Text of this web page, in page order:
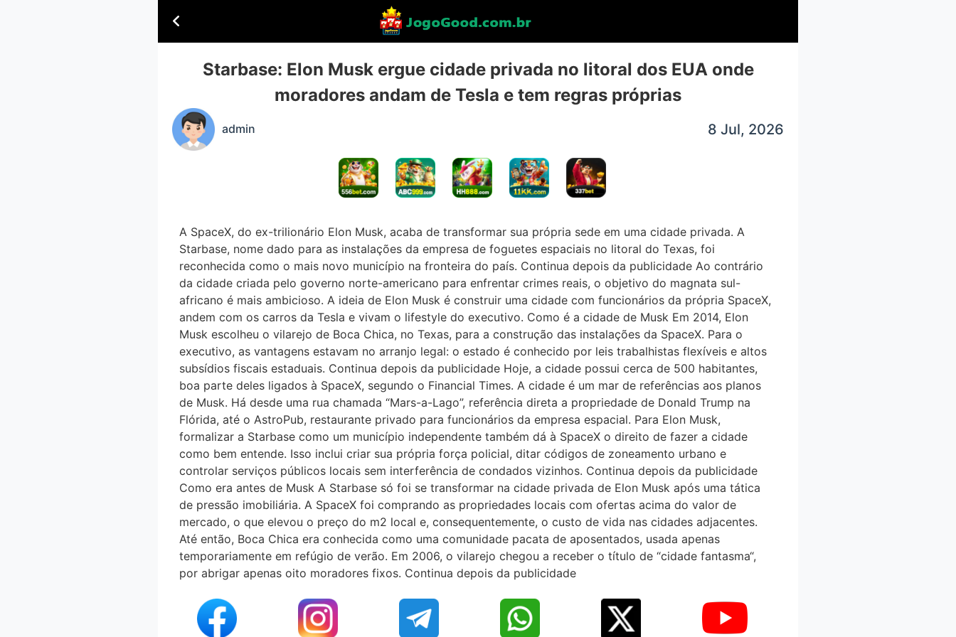
Starbase: Elon Musk ergue cidade privada no litoral dos EUA onde
moradores andam de Tesla e tem regras próprias
admin 8 Jul, 2026
A SpaceX, do ex-trilionário Elon Musk, acaba de transformar sua própria sede em uma cidade privada. A
Starbase, nome dado para as instalações da empresa de foguetes espaciais no litoral do Texas, foi
reconhecida como o mais novo município na fronteira do país. Continua depois da publicidade Ao contrário
da cidade criada pelo governo norte-americano para enfrentar crimes reais, o objetivo do magnata sul-
africano é mais ambicioso. A ideia de Elon Musk é construir uma cidade com funcionários da própria SpaceX,
andem com os carros da Tesla e vivam o lifestyle do executivo. Como é a cidade de Musk Em 2014, Elon
Musk escolheu o vilarejo de Boca Chica, no Texas, para a construção das instalações da SpaceX. Para o
executivo, as vantagens estavam no arranjo legal: o estado é conhecido por leis trabalhistas flexíveis e altos
subsídios fiscais estaduais. Continua depois da publicidade Hoje, a cidade possui cerca de 500 habitantes,
boa parte deles ligados à SpaceX, segundo o Financial Times. A cidade é um mar de referências aos planos
de Musk. Há desde uma rua chamada “Mars-a-Lago”, referência direta a propriedade de Donald Trump na
Flórida, até o AstroPub, restaurante privado para funcionários da empresa espacial. Para Elon Musk,
formalizar a Starbase como um município independente também dá à SpaceX o direito de fazer a cidade
como bem entende. Isso inclui criar sua própria força policial, ditar códigos de zoneamento urbano e
controlar serviços públicos locais sem interferência de condados vizinhos. Continua depois da publicidade
Como era antes de Musk A Starbase só foi se transformar na cidade privada de Elon Musk após uma tática
de pressão imobiliária. A SpaceX foi comprando as propriedades locais com ofertas acima do valor de
mercado, o que elevou o preço do m2 local e, consequentemente, o custo de vida nas cidades adjacentes.
Até então, Boca Chica era conhecida como uma comunidade pacata de aposentados, usada apenas
temporariamente em refúgio de verão. Em 2006, o vilarejo chegou a receber o título de “cidade fantasma“,
por abrigar apenas oito moradores fixos. Continua depois da publicidade